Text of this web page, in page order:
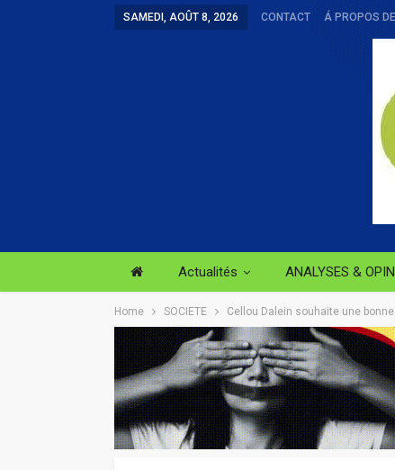
SAMEDI, AOÛT 8, 2026 CONTACT Á PROPOS
Actualités ANALYSES &
Home SOCIETE Cellou Dalein souhaite une